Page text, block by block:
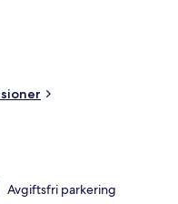
11 minuter att gå och till
Avgiftsfri parkering